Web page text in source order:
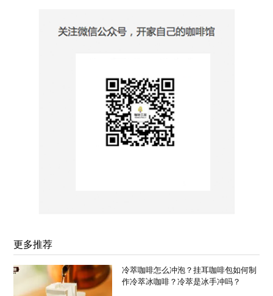
更多推荐
冷萃咖啡怎么冲泡？挂耳咖啡包如何制
作冷萃冰咖啡？冷萃是冰手冲吗？